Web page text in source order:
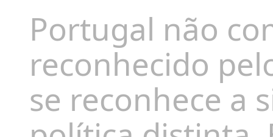
Portugal não
reconhecido
se reconhece a